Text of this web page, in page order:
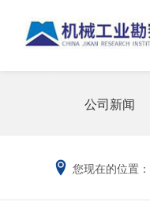
公司新闻
您现在的位置：